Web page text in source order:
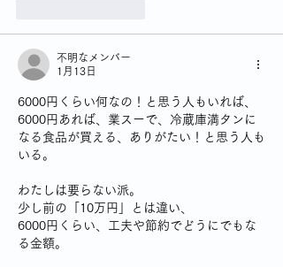
不明なメンバー
1月13日
6000円くらい何なの！と思う人もいれば、
6000円あれば、業スーで、冷蔵庫満タンに
なる食品が買える、ありがたい！と思う人も
いる。
わたしは要らない派。
少し前の「10万円」とは違い、
6000円くらい、工夫や節約でどうにでもな
る金額。